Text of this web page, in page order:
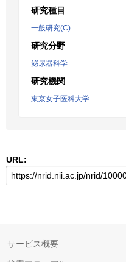
研究種目
一般研究(C)
研究分野
泌尿器科学
研究機関
東京女子医科大学
URL:
サービス概要